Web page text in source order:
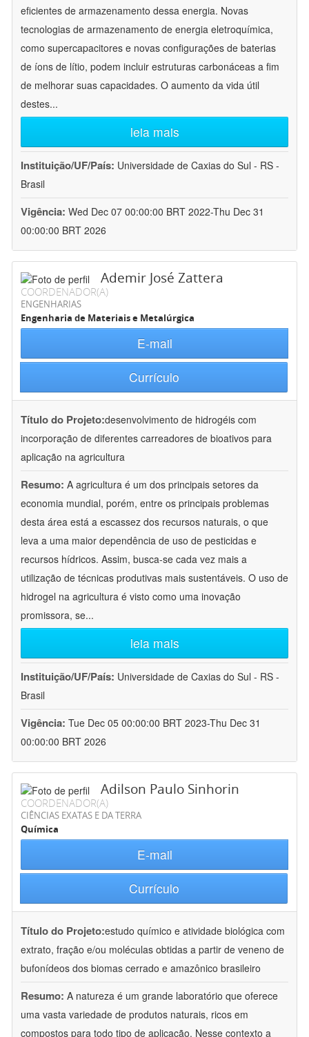
eficientes de armazenamento dessa energia. Novas
tecnologias de armazenamento de energia eletroquímica,
como supercapacitores e novas configurações de baterias
de íons de lítio, podem incluir estruturas carbonáceas a fim
de melhorar suas capacidades. O aumento da vida útil
destes...
leia mais
Instituição/UF/País: Universidade de Caxias do Sul - RS -
Brasil
Vigência: Wed Dec 07 00:00:00 BRT 2022-Thu Dec 31
00:00:00 BRT 2026
Ademir José Zattera
COORDENADOR(A)
ENGENHARIAS
Engenharia de Materiais e Metalúrgica
E-mail
Currículo
Título do Projeto:desenvolvimento de hidrogéis com
incorporação de diferentes carreadores de bioativos para
aplicação na agricultura
Resumo: A agricultura é um dos principais setores da
economia mundial, porém, entre os principais problemas
desta área está a escassez dos recursos naturais, o que
leva a uma maior dependência de uso de pesticidas e
recursos hídricos. Assim, busca-se cada vez mais a
utilização de técnicas produtivas mais sustentáveis. O uso de
hidrogel na agricultura é visto como uma inovação
promissora, se...
leia mais
Instituição/UF/País: Universidade de Caxias do Sul - RS -
Brasil
Vigência: Tue Dec 05 00:00:00 BRT 2023-Thu Dec 31
00:00:00 BRT 2026
Adilson Paulo Sinhorin
COORDENADOR(A)
CIÊNCIAS EXATAS E DA TERRA
Química
E-mail
Currículo
Título do Projeto:estudo químico e atividade biológica com
extrato, fração e/ou moléculas obtidas a partir de veneno de
bufonídeos dos biomas cerrado e amazônico brasileiro
Resumo: A natureza é um grande laboratório que oferece
uma vasta variedade de produtos naturais, ricos em
compostos para todo tipo de aplicação. Nesse contexto a